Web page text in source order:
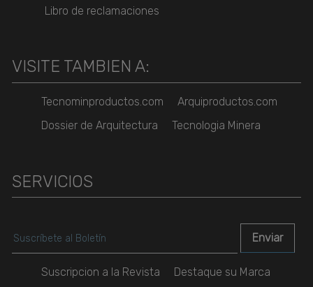
Libro de reclamaciones
VISITE TAMBIEN A:
Tecnominproductos.com
Arquiproductos.com
Dossier de Arquitectura
Tecnologia Minera
SERVICIOS
Suscripcion a la Revista Destaque su Marca